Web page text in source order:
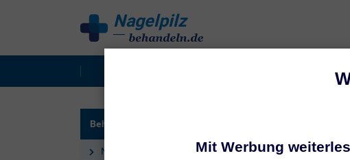
Nagelpilzbehandeln
Behandlung
Nagelpilz behandeln